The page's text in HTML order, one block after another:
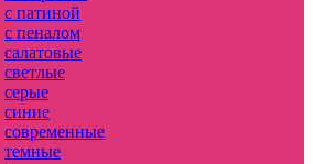
с патиной
с пеналом
салатовые
светлые
серые
синие
современные
темные